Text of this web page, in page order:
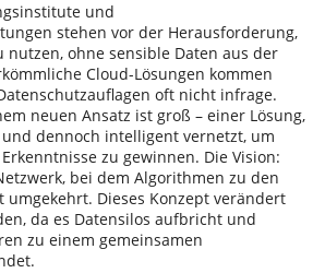
und
stehen vor der Herausforderung,
ohne sensible Daten aus der
Cloud-Lösungen kommen
oft nicht infrage.
neuen Ansatz ist groß – einer Lösung,
dennoch intelligent vernetzt, um
zu gewinnen. Die Vision:
bei dem Algorithmen zu den
umgekehrt. Dieses Konzept verändert
da es Datensilos aufbricht und
zu einem gemeinsamen